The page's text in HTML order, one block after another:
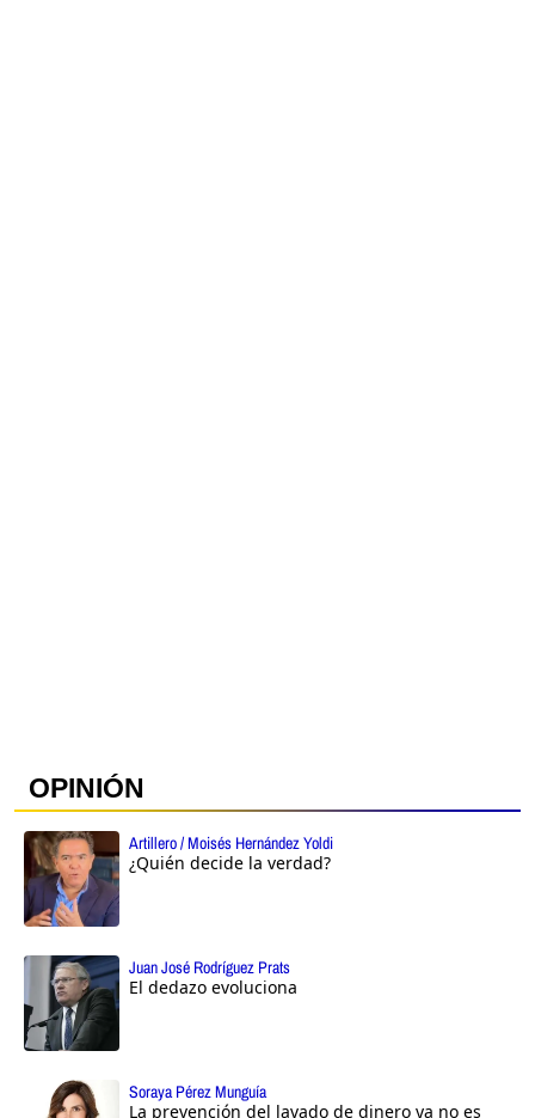
OPINIÓN
Artillero / Moisés Hernández Yoldi
¿Quién decide la verdad?
Juan José Rodríguez Prats
El dedazo evoluciona
Soraya Pérez Munguía
La prevención del lavado de dinero ya no es